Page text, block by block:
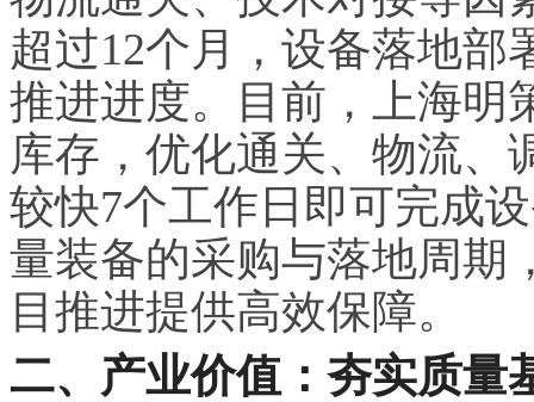
超过12个月，设备落地部
推进进度。目前，上海明
库存，优化通关、物流、
较快7个工作日即可完成
量装备的采购与落地周期
目推进提供高效保障。
二、产业价值：夯实质量